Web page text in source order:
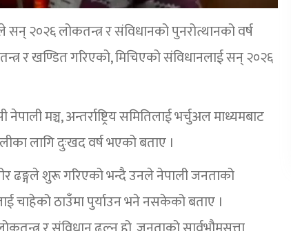
२०२६ लोकतन्त्र र संविधानको पुनरोत्थानको वर्ष
र खण्डित गरिएको, मिचिएको संविधानलाई सन् २०२६
मञ्च, अन्तर्राष्ट्रिय समितिलाई भर्चुअल माध्यमबाट
लागि दुःखद वर्ष भएको बताए ।
ढङ्गले शुरू गरिएको भन्दै उनले नेपाली जनताको
चाहेको ठाउँमा पुर्याउन भने नसकेको बताए ।